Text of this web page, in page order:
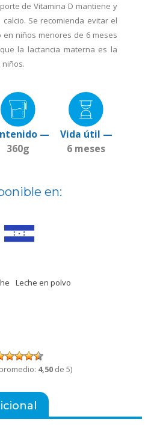
de Vitamina D mantiene y
Se recomienda evitar el
niños menores de 6 meses
la lactancia materna es la
niños.
—
360g
Vida útil —
6 meses
en:
Leche en polvo
4,50 de 5)